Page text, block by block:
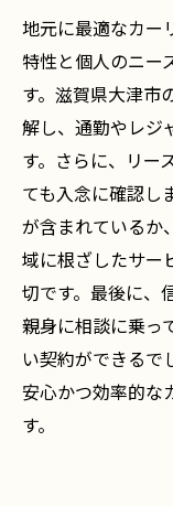
地元に最適なカー
特性と個人のニー
す。滋賀県大津市
解し、通勤やレジ
す。さらに、リー
ても入念に確認し
が含まれているか
域に根ざしたサー
切です。最後に、
親身に相談に乗っ
い契約ができるで
安心かつ効率的な
す。